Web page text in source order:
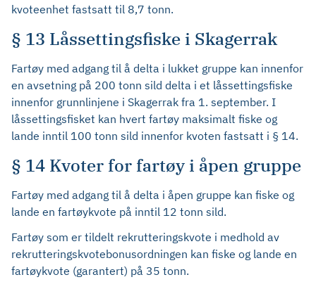
kvoteenhet fastsatt til 8,7 tonn.
§ 13 Låssettingsfiske i Skagerrak
Fartøy med adgang til å delta i lukket gruppe kan innenfor
en avsetning på 200 tonn sild delta i et låssettingsfiske
innenfor grunnlinjene i Skagerrak fra 1. september. I
låssettingsfisket kan hvert fartøy maksimalt fiske og
lande inntil 100 tonn sild innenfor kvoten fastsatt i § 14.
§ 14 Kvoter for fartøy i åpen gruppe
Fartøy med adgang til å delta i åpen gruppe kan fiske og
lande en fartøykvote på inntil 12 tonn sild.
Fartøy som er tildelt rekrutteringskvote i medhold av
rekrutteringskvotebonusordningen kan fiske og lande en
fartøykvote (garantert) på 35 tonn.